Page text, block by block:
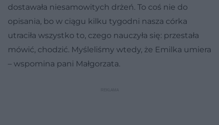
dostawała niesamowitych drżeń. To coś nie do
opisania, bo w ciągu kilku tygodni nasza córka
utraciła wszystko to, czego nauczyła się: przestała
mówić, chodzić. Myśleliśmy wtedy, że Emilka umiera
– wspomina pani Małgorzata.